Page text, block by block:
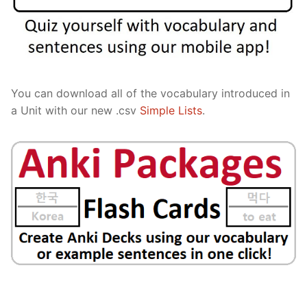
You can download all of the vocabulary introduced in
a Unit with our new .csv Simple Lists.